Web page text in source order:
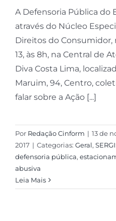
A Defensoria Pública do
através do Núcleo
Direitos do Consumidor,
13, às 8h, na Central de
Diva Costa Lima,
Maruim, 94, Centro,
falar sobre a Ação [...]
Por Redação Cinform | 13 de
2017 | Categorias: Geral,
defensoria pública,
abusiva
Leia Mais